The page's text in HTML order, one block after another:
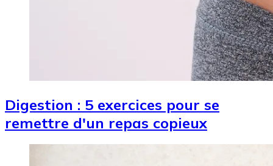
Digestion : 5 exercices pour se
remettre d'un repas copieux